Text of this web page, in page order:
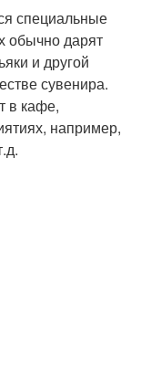
специальные
обычно дарят
и другой
сувенира.
в кафе,
например,